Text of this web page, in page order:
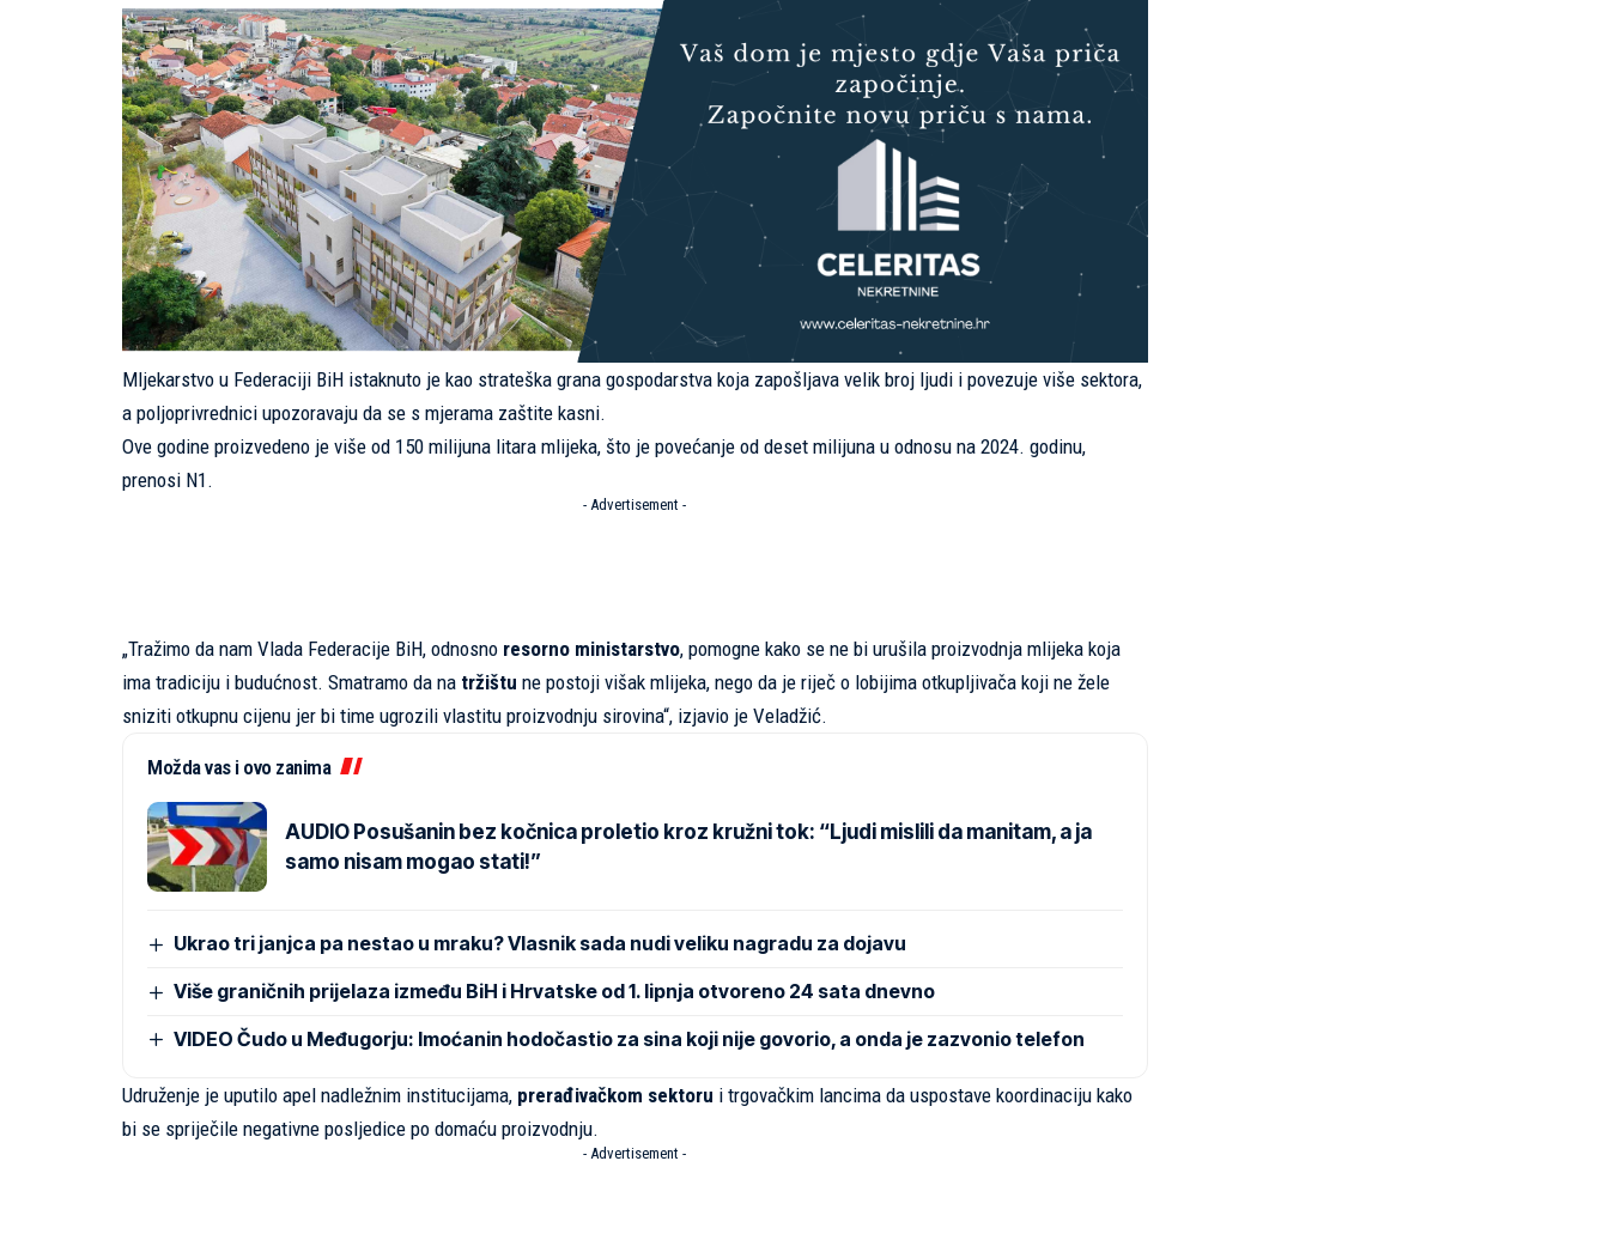
Mljekarstvo u Federaciji BiH istaknuto je kao strateška grana gospodarstva koja zapošljava velik broj ljudi i povezuje više sektora,
a poljoprivrednici upozoravaju da se s mjerama zaštite kasni.
Ove godine proizvedeno je više od 150 milijuna litara mlijeka, što je povećanje od deset milijuna u odnosu na 2024. godinu,
prenosi N1.
- Advertisement -
„Tražimo da nam Vlada Federacije BiH, odnosno resorno ministarstvo, pomogne kako se ne bi urušila proizvodnja mlijeka koja
ima tradiciju i budućnost. Smatramo da na tržištu ne postoji višak mlijeka, nego da je riječ o lobijima otkupljivača koji ne žele
sniziti otkupnu cijenu jer bi time ugrozili vlastitu proizvodnju sirovina“, izjavio je Veladžić.
Možda vas i ovo zanima
AUDIO Posušanin bez kočnica proletio kroz kružni tok: “Ljudi mislili da manitam, a ja
samo nisam mogao stati!”
Ukrao tri janjca pa nestao u mraku? Vlasnik sada nudi veliku nagradu za dojavu
Više graničnih prijelaza između BiH i Hrvatske od 1. lipnja otvoreno 24 sata dnevno
VIDEO Čudo u Međugorju: Imoćanin hodočastio za sina koji nije govorio, a onda je zazvonio telefon
Udruženje je uputilo apel nadležnim institucijama, prerađivačkom sektoru i trgovačkim lancima da uspostave koordinaciju kako
bi se spriječile negativne posljedice po domaću proizvodnju.
- Advertisement -